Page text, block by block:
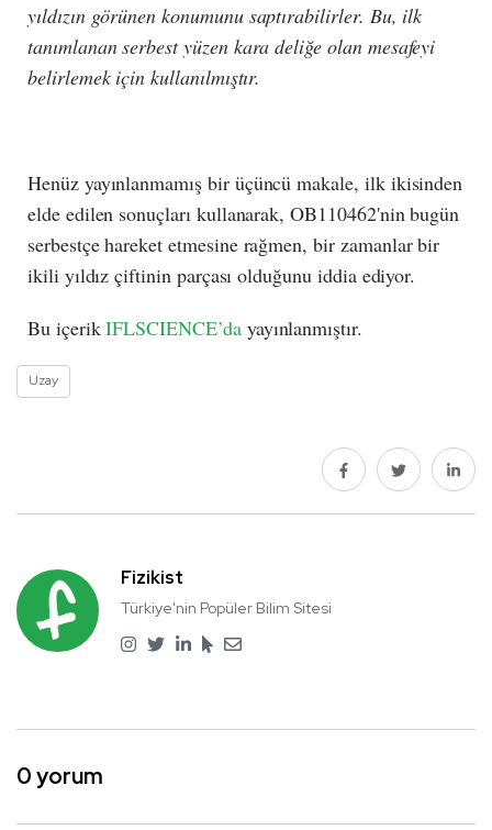
yıldızın görünen konumunu saptırabilirler. Bu, ilk
tanımlanan serbest yüzen kara deliğe olan mesafeyi
belirlemek için kullanılmıştır.
Henüz yayınlanmamış bir üçüncü makale, ilk ikisinden
elde edilen sonuçları kullanarak, OB110462'nin bugün
serbestçe hareket etmesine rağmen, bir zamanlar bir
ikili yıldız çiftinin parçası olduğunu iddia ediyor.
Bu içerikIFLSCIENCE’dayayınlanmıştır.
Uzay
Fizikist
Türkiye'nin Popüler Bilim Sitesi
0 yorum